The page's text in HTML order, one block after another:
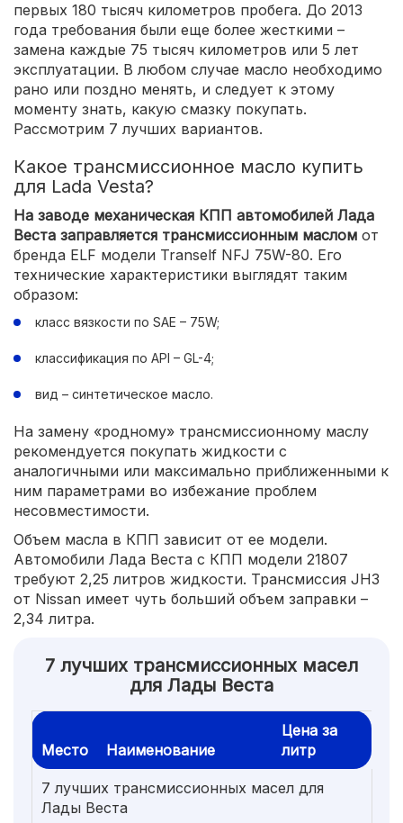
первых 180 тысяч километров пробега. До 2013
года требования были еще более жесткими –
замена каждые 75 тысяч километров или 5 лет
эксплуатации. В любом случае масло необходимо
рано или поздно менять, и следует к этому
моменту знать, какую смазку покупать.
Рассмотрим 7 лучших вариантов.
Какое трансмиссионное масло купить
для Lada Vesta?
На заводе механическая КПП автомобилей Лада
Веста заправляется трансмиссионным маслом от
бренда ELF модели Tranself NFJ 75W-80. Его
технические характеристики выглядят таким
образом:
класс вязкости по SAE – 75W;
классификация по API – GL-4;
вид – синтетическое масло.
На замену «родному» трансмиссионному маслу
рекомендуется покупать жидкости с
аналогичными или максимально приближенными к
ним параметрами во избежание проблем
несовместимости.
Объем масла в КПП зависит от ее модели.
Автомобили Лада Веста с КПП модели 21807
требуют 2,25 литров жидкости. Трансмиссия JH3
от Nissan имеет чуть больший объем заправки –
2,34 литра.
7 лучших трансмиссионных масел
для Лады Веста
Место Наименование
Цена за
литр
7 лучших трансмиссионных масел для
Лады Веста